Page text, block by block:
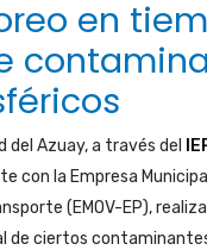
en
del Azuay, a través del
con la Empresa
(EMOV-EP),
de ciertos